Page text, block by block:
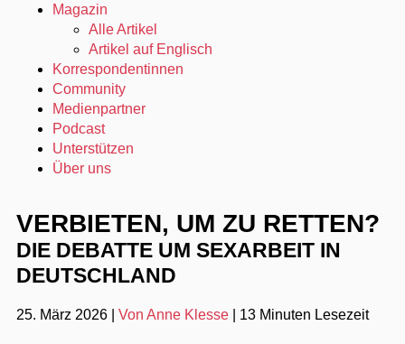
Magazin
Alle Artikel
Artikel auf Englisch
Korrespondentinnen
Community
Medienpartner
Podcast
Unterstützen
Über uns
VERBIETEN, UM ZU RETTEN?
DIE DEBATTE UM SEXARBEIT IN
DEUTSCHLAND
25. März 2026 Von Anne Klesse 13 Minuten Lesezeit